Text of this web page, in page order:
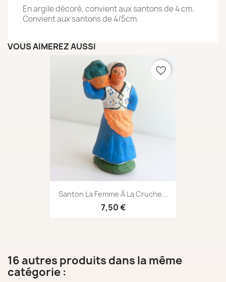
En argile décoré, convient aux santons de 4 cm.
Convient aux santons de 4/5cm.
VOUS AIMEREZ AUSSI
Santon La Femme À La Cruche...
7,50 €
favorite_border
16 autres produits dans la même
catégorie :